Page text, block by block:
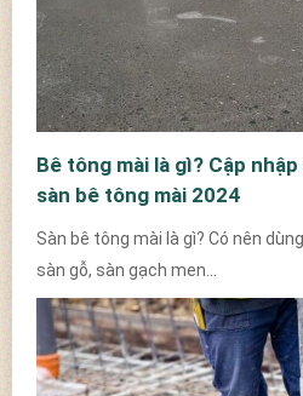
Bê tông mài là gì? Cập
sàn bê tông mài 2024
Sàn bê tông mài là gì? Có nên
sàn gỗ, sàn gạch men...